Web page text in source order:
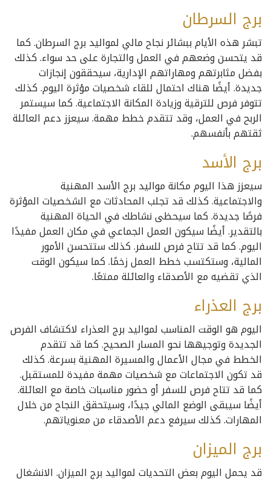
برج السرطان
تبشر هذه الأيام ببشائر نجاح مالي لمواليد برج السرطان. كما
قد يتحسن وضعهم في العمل والتجارة على حد سواء. كذلك
بفضل مثابرتهم ومهاراتهم الإدارية، سيحققون إنجازات
جديدة. أيضًا هناك احتمال للقاء شخصيات مؤثرة اليوم. كذلك
تتوفر فرص للترقية وزيادة المكانة الاجتماعية. كما سيستمر
الربح في العمل، وقد تتقدم خطط مهمة. سيعزز دعم العائلة
ثقتهم بأنفسهم.
برج الأسد
سيعزز هذا اليوم مكانة مواليد برج الأسد المهنية
والاجتماعية. كذلك قد تجلب المحادثات مع الشخصيات المؤثرة
فرصًا جديدة. كما سيحظى نشاطك في الحياة المهنية
بالتقدير. أيضًا سيكون العمل الجماعي في مكان العمل مفيدًا
اليوم. كما قد تتاح فرص للسفر. كذلك ستتحسن الأمور
المالية، وستكتسب خطط العمل زخمًا. كما سيكون الوقت
الذي تقضيه مع الأصدقاء والعائلة ممتعًا.
برج العذراء
اليوم هو الوقت المناسب لمواليد برج العذراء لاكتشاف الفرص
الجديدة وتوجيهها نحو المسار الصحيح. كما قد تتقدم
الخطط في مجال الأعمال والمسيرة المهنية بسرعة. كذلك
قد تكون الاجتماعات مع شخصيات مهمة مفيدة للمستقبل.
كما قد تتاح فرص للسفر أو حضور مناسبات خاصة مع العائلة.
أيضًا سيبقى الوضع المالي جيدًا، وسيتحقق النجاح من خلال
المهارات. كذلك سيرفع دعم الأصدقاء من معنوياتهم.
برج الميزان
قد يحمل اليوم بعض التحديات لمواليد برج الميزان. الانشغال